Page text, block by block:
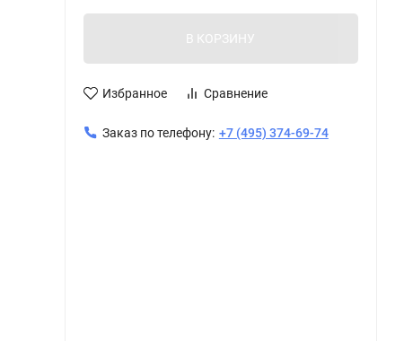
В КОРЗИНУ
Избранное Сравнение
Заказ по телефону: +7 (495) 374-69-74